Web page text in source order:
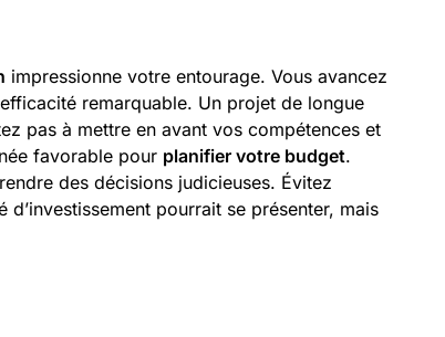
impressionne votre entourage. Vous avancez
remarquable. Un projet de longue
pas à mettre en avant vos compétences et
favorable pour planifier votre budget.
des décisions judicieuses. Évitez
pourrait se présenter, mais